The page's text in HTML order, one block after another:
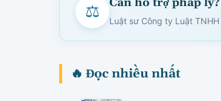
⚖ Cần hỗ trợ pháp lý?
Luật sư Công ty Luật
🔥 Đọc nhiều nhất